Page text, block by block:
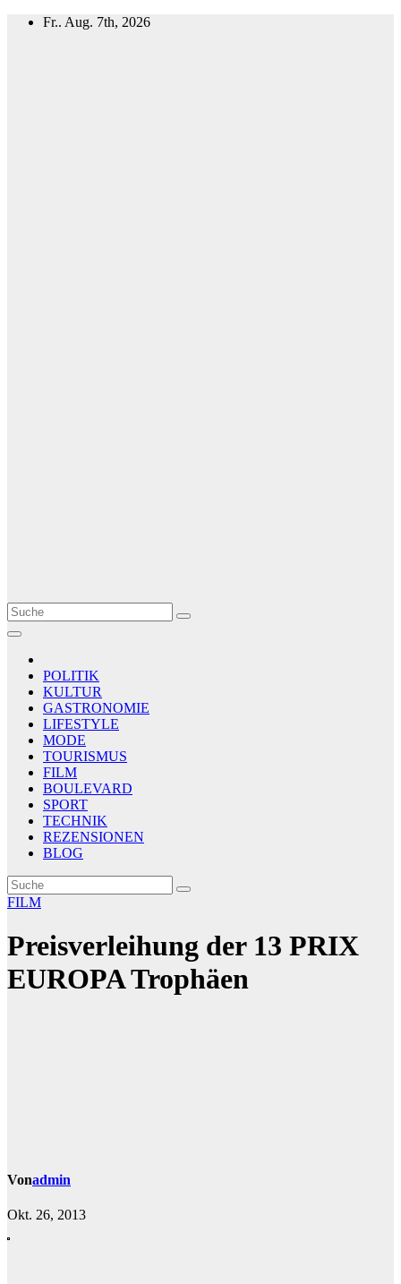
Zum
Fr.. Aug. 7th, 2026
Le Matin
AGENCE DE PRESSE
POLITIK
KULTUR
GASTRONOMIE
LIFESTYLE
MODE
TOURISMUS
FILM
BOULEVARD
SPORT
TECHNIK
REZENSIONEN
BLOG
FILM
Preisverleihung der 13 PRIX
EUROPA Trophäen
Vonadmin
Okt. 26, 2013